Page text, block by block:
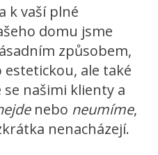
k vaší plné
domu jsme
způsobem,
estetickou, ale také
našimi klienty a
nebo neumíme,
nenacházejí.